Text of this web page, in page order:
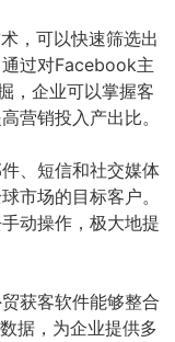
，可以快速筛选出
过对Facebook主
，企业可以掌握客
营销投入产出比。
、短信和社交媒体
市场的目标客户。
动操作，极大地提
获客软件能够整合
据，为企业提供多